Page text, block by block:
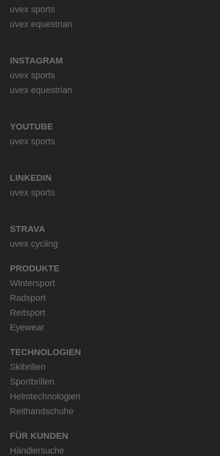
uvex sports
uvex equestrian
INSTAGRAM
uvex sports
uvex equestrian
YOUTUBE
uvex sports
LINKEDIN
uvex sports
STRAVA
uvex cycling
PRODUKTE
Wintersport
Radsport
Reitsport
Eyewear
TECHNOLOGIEN
Skibrillen
Sportbrillen
Helmtechnologien
Reithandschuhe
FÜR KUNDEN
Händlersuche